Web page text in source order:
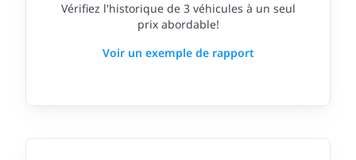
Vérifiez l'historique de 3 véhicules à un seul
prix abordable!
Voir un exemple de rapport